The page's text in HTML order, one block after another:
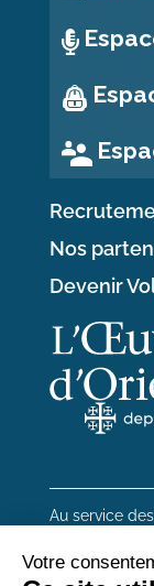
Nos
Devenir
Au service
20 rue du